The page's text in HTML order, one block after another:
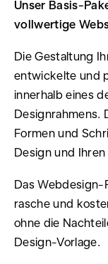
Unser Basis-
vollwertige
Die Gestaltung
entwickelte und
innerhalb eines
Designrahmens.
Formen und
Design und
Das
rasche und
ohne die
Design-Vorlage.